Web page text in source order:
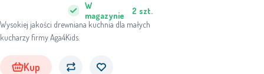
Wysokiej jakości drewniana kuchnia dla małych
kucharzy firmy Aga4Kids.
W
magazynie
2 szt.
Kup